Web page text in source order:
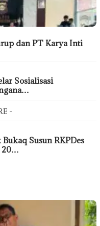
dan PT Karya Inti
Sosialisasi
-
Susun RKPDes
20…